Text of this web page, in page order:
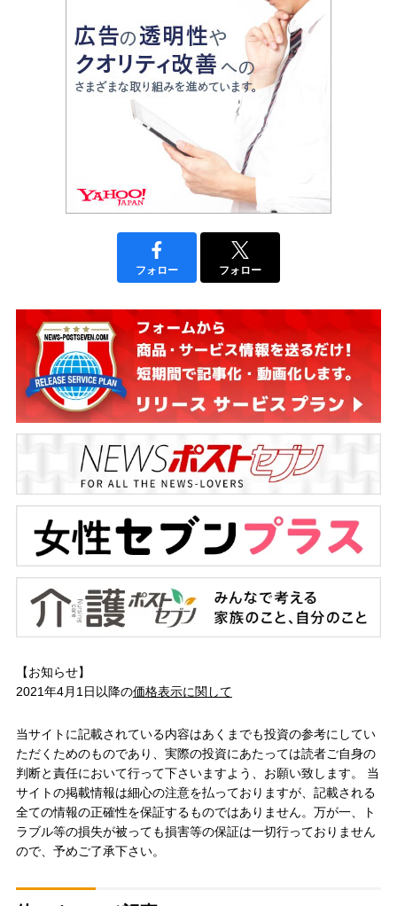
フォロー フォロー
【お知らせ】
2021年4月1日以降の価格表示に関して
当サイトに記載されている内容はあくまでも投資の参考にしてい
ただくためのものであり、実際の投資にあたっては読者ご自身の
判断と責任において行って下さいますよう、お願い致します。 当
サイトの掲載情報は細心の注意を払っておりますが、記載される
全ての情報の正確性を保証するものではありません。万が一、ト
ラブル等の損失が被っても損害等の保証は一切行っておりません
ので、予めご了承下さい。